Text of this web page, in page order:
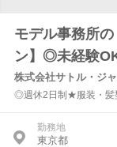
モデル事務所
ン】◎未経験
株式会社サトル・ジ
◎週休2日制★服装・髪
勤務地
東京都